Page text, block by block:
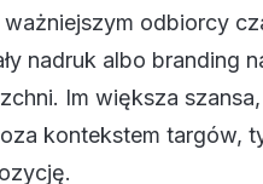
odbiorcy
nadruk albo branding
Im większa
kontekstem targów,